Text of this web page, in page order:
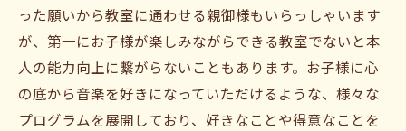
った願いから教室に通わせる親御様もいらっしゃいます
が、第一にお子様が楽しみながらできる教室でないと本
人の能力向上に繋がらないこともあります。お子様に心
の底から音楽を好きになっていただけるような、様々な
プログラムを展開しており、好きなことや得意なことを